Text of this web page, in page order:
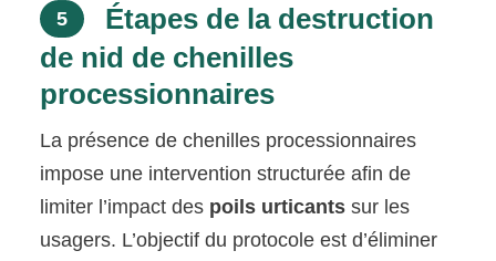
5
Étapes de la destruction
de nid de chenilles
processionnaires
La présence de chenilles processionnaires
impose une intervention structurée afin de
limiter l’impact des poils urticants sur les
usagers. L’objectif du protocole est d’éliminer